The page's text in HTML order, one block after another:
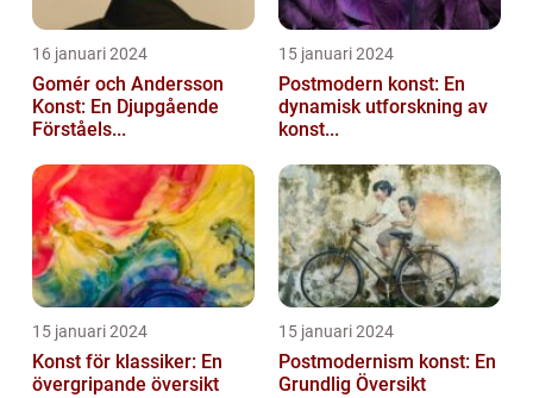
16 januari 2024
Gomér och Andersson
Konst: En Djupgående
Förståels...
15 januari 2024
Postmodern konst: En
dynamisk utforskning av
konst...
15 januari 2024
Konst för klassiker: En
övergripande översikt
15 januari 2024
Postmodernism konst: En
Grundlig Översikt